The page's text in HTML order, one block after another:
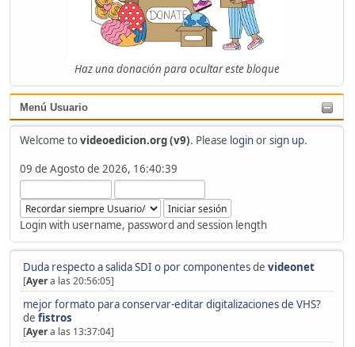
Haz una donación para ocultar este bloque
Menú Usuario
Welcome tovideoedicion.org (v9). Please loginorsign up.
09 de Agosto de 2026, 16:40:39
Login with username, password and session length
Duda respecto a salida SDI o por componentesde videonet
[Ayera las 20:56:05]
mejor formato para conservar-editar digitalizaciones de VHS?
de fistros
[Ayera las 13:37:04]